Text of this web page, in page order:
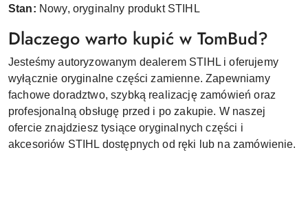
Stan: Nowy, oryginalny produkt STIHL
Dlaczego warto kupić w TomBud?
Jesteśmy autoryzowanym dealerem STIHL i oferujemy
wyłącznie oryginalne części zamienne. Zapewniamy
fachowe doradztwo, szybką realizację zamówień oraz
profesjonalną obsługę przed i po zakupie. W naszej
ofercie znajdziesz tysiące oryginalnych części i
akcesoriów STIHL dostępnych od ręki lub na zamówienie.